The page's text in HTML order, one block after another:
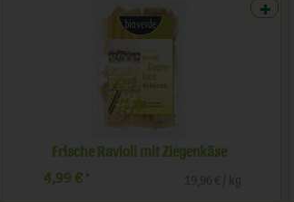
Tortellini mit Basilikum-Pesto